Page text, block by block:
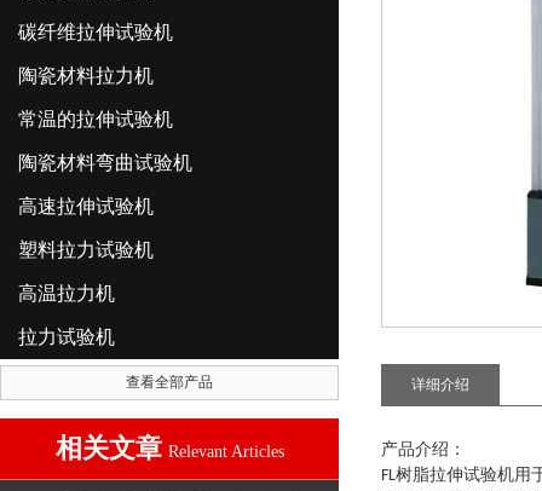
碳纤维拉伸试验机
陶瓷材料拉力机
常温的拉伸试验机
陶瓷材料弯曲试验机
高速拉伸试验机
塑料拉力试验机
高温拉力机
拉力试验机
查看全部产品
相关文章 Relevant Articles
详细介绍
产品介绍：
FL树脂拉伸试验机用